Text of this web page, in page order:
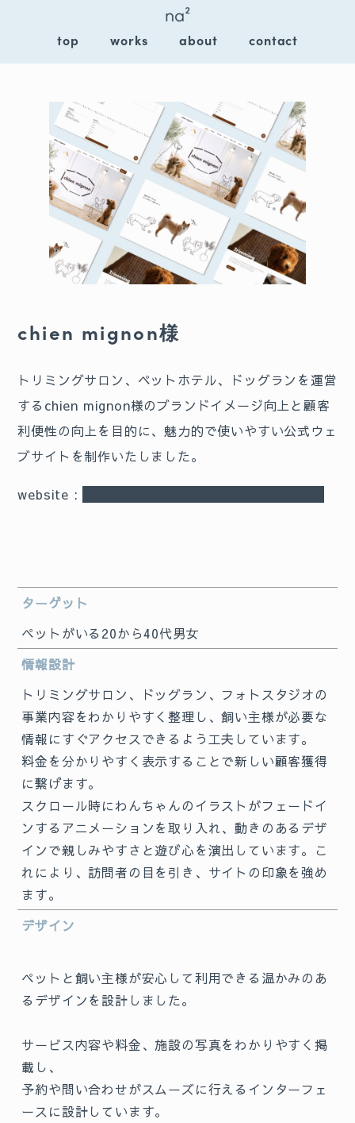
top works about contact
chien mignon様
トリミングサロン、ペットホテル、ドッグランを運営
するchien mignon様のブランドイメージ向上と顧客
利便性の向上を目的に、魅力的で使いやすい公式ウェ
ブサイトを制作いたしました。
website :
ターゲット
ペットがいる20から40代男女
情報設計
トリミングサロン、ドッグラン、フォトスタジオの
事業内容をわかりやすく整理し、飼い主様が必要な
情報にすぐアクセスできるよう工夫しています。
料金を分かりやすく表示することで新しい顧客獲得
に繋げます。
スクロール時にわんちゃんのイラストがフェードイ
ンするアニメーションを取り入れ、動きのあるデザ
インで親しみやすさと遊び心を演出しています。こ
れにより、訪問者の目を引き、サイトの印象を強め
ます。
デザイン
ペットと飼い主様が安心して利用できる温かみのあ
るデザインを設計しました。
サービス内容や料金、施設の写真をわかりやすく掲
載し、
予約や問い合わせがスムーズに行えるインターフェ
ースに設計しています。